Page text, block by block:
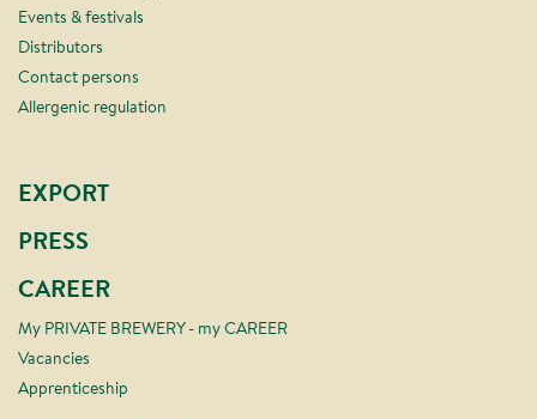
Events & festivals
Distributors
Contact persons
Allergenic regulation
EXPORT
PRESS
CAREER
My PRIVATE BREWERY - my CAREER
Vacancies
Apprenticeship